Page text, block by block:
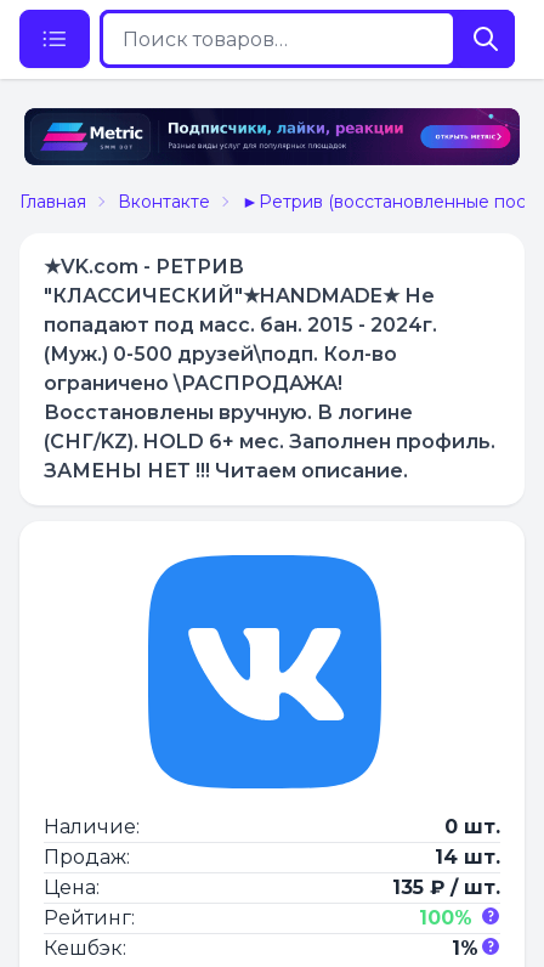
Главная Вконтакте ►Ретрив (восстановленные
★VK.com - РЕТРИВ
"КЛАССИЧЕСКИЙ"★HANDMADE★ Не
попадают под масс. бан. 2015 - 2024г.
(Муж.) 0-500 друзей\подп. Кол-во
ограничено \РАСПРОДАЖА!
Восстановлены вручную. В логине
(СНГ/KZ). HOLD 6+ мес. Заполнен профиль.
ЗАМЕНЫ НЕТ !!! Читаем описание.
Наличие:
0 шт.
Продаж:
14 шт.
Цена:
135 ₽ / шт.
Рейтинг:
100%
Кешбэк:
1%